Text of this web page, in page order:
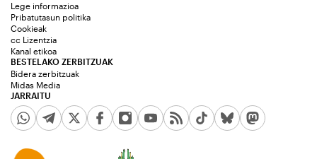
JARRAITU
Lege informazioa
Pribatutasun politika
Cookieak
cc Lizentzia
Kanal etikoa
BESTELAKO ZERBITZUAK
Bidera zerbitzuak
Midas Media